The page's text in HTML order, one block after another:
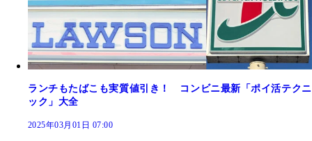
ランチもたばこも実質値引き！ コンビニ最新「ポイ活テクニ
ック」大全
2025年03月01日 07:00